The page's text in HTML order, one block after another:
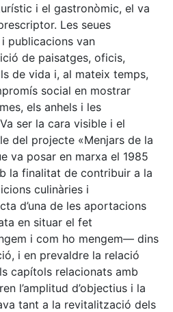
i el gastronòmic, el va
Les seues
publicacions van
de paisatges, oficis,
de vida i, al mateix temps,
social en mostrar
els anhels i les
ser la cara visible i el
del projecte «Menjars de la
va posar en marxa el 1985
la finalitat de contribuir a la
culinàries i
d’una de les aportacions
en situar el fet
i com ho mengem— dins
i en prevaldre la relació
capítols relacionats amb
l’amplitud d’objectius i la
tant a la revitalització dels